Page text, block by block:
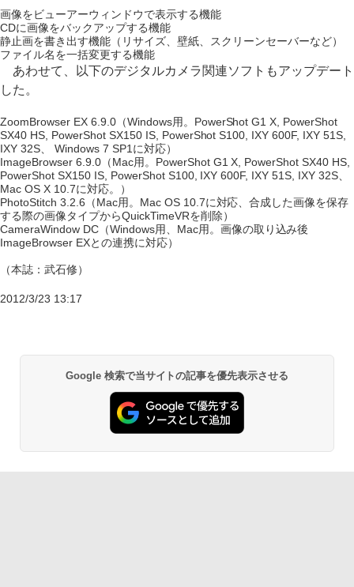
画像をビューアーウィンドウで表示する機能
CDに画像をバックアップする機能
静止画を書き出す機能（リサイズ、壁紙、スクリーンセーバーなど）
ファイル名を一括変更する機能
あわせて、以下のデジタルカメラ関連ソフトもアップデート
した。
ZoomBrowser EX 6.9.0（Windows用。PowerShot G1 X, PowerShot
SX40 HS, PowerShot SX150 IS, PowerShot S100, IXY 600F, IXY 51S,
IXY 32S、 Windows 7 SP1に対応）
ImageBrowser 6.9.0（Mac用。PowerShot G1 X, PowerShot SX40 HS,
PowerShot SX150 IS, PowerShot S100, IXY 600F, IXY 51S, IXY 32S、
Mac OS X 10.7に対応。）
PhotoStitch 3.2.6（Mac用。Mac OS 10.7に対応、合成した画像を保存
する際の画像タイプからQuickTimeVRを削除）
CameraWindow DC（Windows用、Mac用。画像の取り込み後
ImageBrowser EXとの連携に対応）
（本誌：武石修）
2012/3/23 13:17
Google 検索で当サイトの記事を優先表示させる